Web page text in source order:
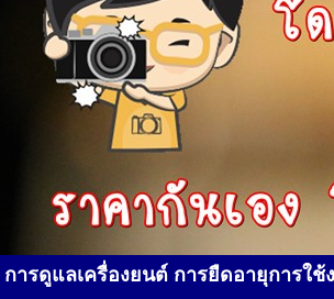
การดูแลเครื่องยนต์ การยืดอายุการใ